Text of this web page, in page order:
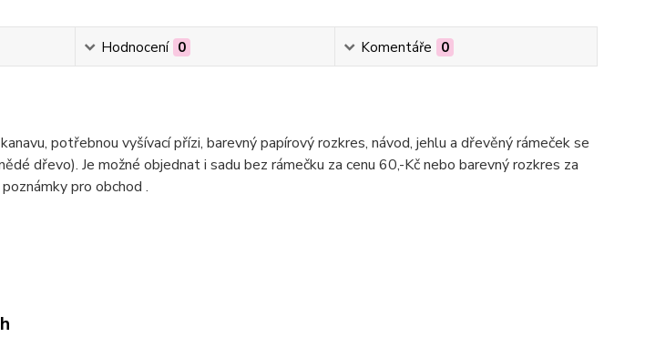
Hodnocení 0 Komentáře 0
potřebnou vyšívací přízi, barevný papírový rozkres, návod, jehlu a dřevěný rámeček se
dřevo). Je možné objednat i sadu bez rámečku za cenu 60,-Kč nebo barevný rozkres za
pro obchod .